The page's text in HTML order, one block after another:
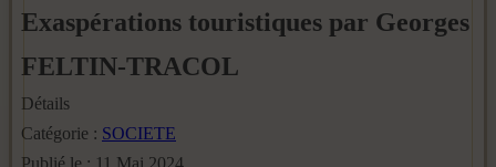
Exaspérations touristiques par Georges
FELTIN-TRACOL
Détails
Catégorie : SOCIETE
Publié le : 11 Mai 2024